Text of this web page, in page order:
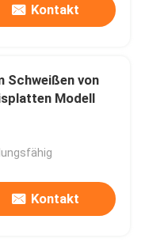
Kontakt
Schweißen von
Modell
Kontakt
Zuverlässige Leistung hydraulische scherende Maschine für Schnittstahlplatte 8 × 5000